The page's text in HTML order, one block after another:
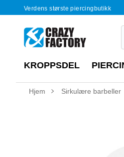
Verdens største piercingbutikk
KROPPSDEL
Hjem Sirkulære barbeller